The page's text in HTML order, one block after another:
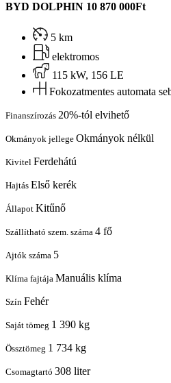
BYD DOLPHIN 10 870 000Ft
5 km
elektromos
115 kW, 156 LE
Fokozatmentes automata
Finanszírozás 20%-tól elvihető
Okmányok jellege Okmányok nélkül
Kivitel Ferdehátú
Hajtás Első kerék
Állapot Kitűnő
Szállítható szem. száma 4 fő
Ajtók száma 5
Klíma fajtája Manuális klíma
Szín Fehér
Saját tömeg 1 390 kg
Össztömeg 1 734 kg
Csomagtartó 308 liter